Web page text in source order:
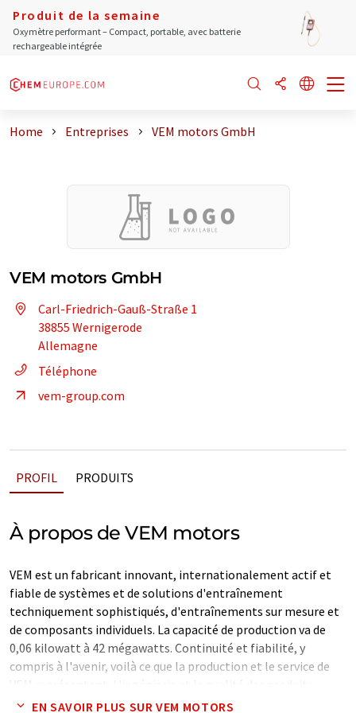
Produit de la semaine
Oxymètre performant – Compact, portable, avec batterie
rechargeable intégrée
Home Entreprises VEM motors GmbH
VEM motors GmbH
Carl-Friedrich-Gauß-Straße 1
38855 Wernigerode
Allemagne
Téléphone
vem-group.com
PROFIL PRODUITS
À propos de VEM motors
VEM est un fabricant innovant, internationalement actif et
fiable de systèmes et de solutions d'entraînement
techniquement sophistiqués, d'entraînements sur mesure et
de composants individuels. La capacité de production va de
0,06 kilowatt à 42 mégawatts. Continuité et fiabilité, y
compris à l'avenir, voilà ce que la production et le service de
portant le logo VEM sont des précurseurs sur le marché.
EN SAVOIR PLUS SUR VEM MOTORS